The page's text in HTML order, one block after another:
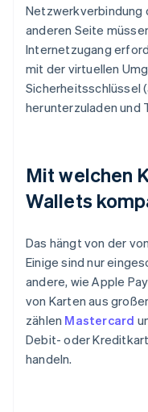
Netzwerkverbindung
anderen Seite
Internetzugang
mit der virtuellen
Sicherheitsschlüssel
herunterzuladen und
Mit welchen
Wallets
Das hängt von der
Einige sind nur
andere, wie Apple
von Karten aus
zählen Mastercard
Debit- oder
handeln.